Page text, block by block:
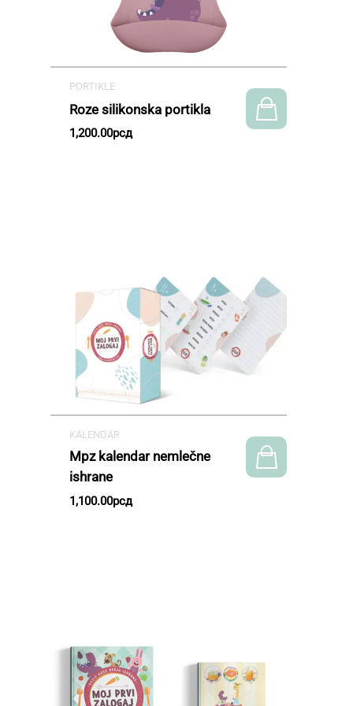
PORTIKLE
Roze silikonska portikla
1,200.00рсд
KALENDAR
Mpz kalendar nemlečne
ishrane
1,100.00рсд